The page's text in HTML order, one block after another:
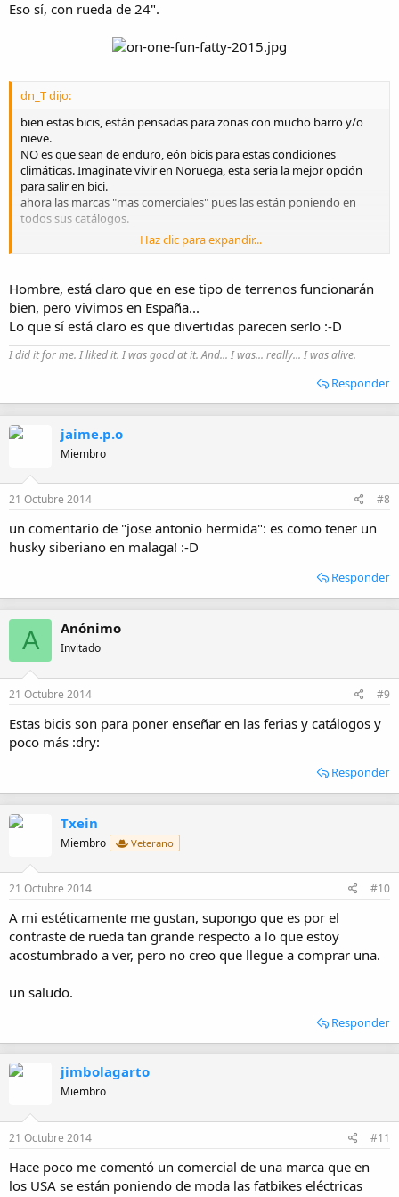
Eso sí, con rueda de 24".
dn_T dijo:
bien estas bicis, están pensadas para zonas con mucho barro y/o
nieve.
NO es que sean de enduro, eón bicis para estas condiciones
climáticas. Imaginate vivir en Noruega, esta seria la mejor opción
para salir en bici.
ahora las marcas "mas comerciales" pues las están poniendo en
todos sus catálogos.
Si tuviese dinero, espacio y una pareja "comprensible " me
Haz clic para expandir...
Hombre, está claro que en ese tipo de terrenos funcionarán
bien, pero vivimos en España...
Lo que sí está claro es que divertidas parecen serlo :-D
I did it for me. I liked it. I was good at it. And... I was... really... I was alive.
Responder
jaime.p.o
Miembro
21 Octubre 2014 #8
un comentario de "jose antonio hermida": es como tener un
husky siberiano en malaga! :-D
Responder
A Anónimo
Invitado
21 Octubre 2014 #9
Estas bicis son para poner enseñar en las ferias y catálogos y
poco más :dry:
Responder
Txein
Miembro Veterano
21 Octubre 2014 #10
A mi estéticamente me gustan, supongo que es por el
contraste de rueda tan grande respecto a lo que estoy
acostumbrado a ver, pero no creo que llegue a comprar una.
un saludo.
Responder
jimbolagarto
Miembro
21 Octubre 2014 #11
Hace poco me comentó un comercial de una marca que en
los USA se están poniendo de moda las fatbikes eléctricas